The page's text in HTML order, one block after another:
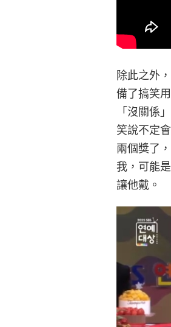
除此之外
備了搞笑
「沒關係
笑說不定
兩個獎了
我，可能
讓他戴。